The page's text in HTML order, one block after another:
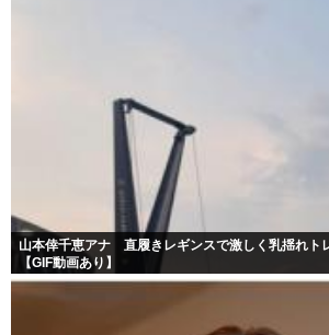
山本倖千恵アナ 直履きレギンスで激しく乳揺れト
【GIF動画あり】